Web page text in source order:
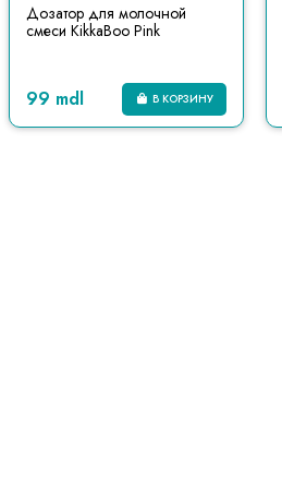
Дозатор для молочной
смеси KikkaBoo Pink
99 mdl В КОРЗИНУ